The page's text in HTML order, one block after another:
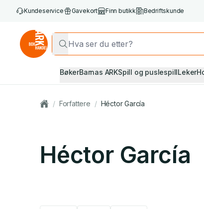
Kundeservice Gavekort Finn butikk Bedriftskunde
BøkerBarnas ARKSpill og puslespillLeker
/ Forfattere / Héctor García
Héctor García